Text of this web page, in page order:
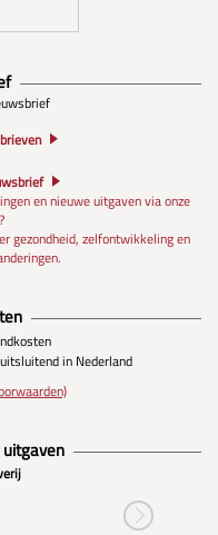
en nieuwe uitgaven via onze
?
gezondheid, zelfontwikkeling en
uitsluitend in Nederland